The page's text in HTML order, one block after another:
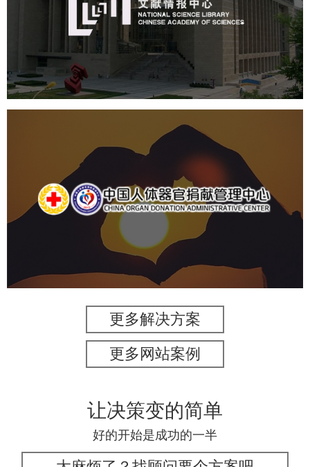
网站建设
数字博物馆建设
展厅空间设计
产品展厅设计
中国人体器官捐献管理中心
国企 品牌官网 网站建设
更多解决方案
更多网站案例
让决策变的简单
好的开始是成功的一半